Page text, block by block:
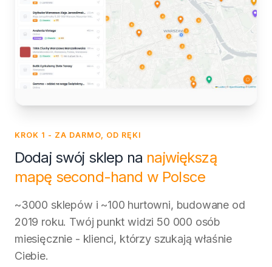
KROK 1 - ZA DARMO, OD RĘKI
Dodaj swój sklep na największą
mapę second-hand w Polsce
~3000 sklepów i ~100 hurtowni, budowane od
2019 roku. Twój punkt widzi 50 000 osób
miesięcznie - klienci, którzy szukają właśnie
Ciebie.